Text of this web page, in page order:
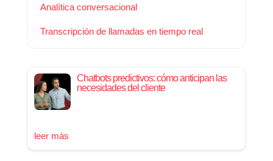
Analítica conversacional
Transcripción de llamadas en tiempo real
Chatbots predictivos: cómo anticipan las
necesidades del cliente
leer más